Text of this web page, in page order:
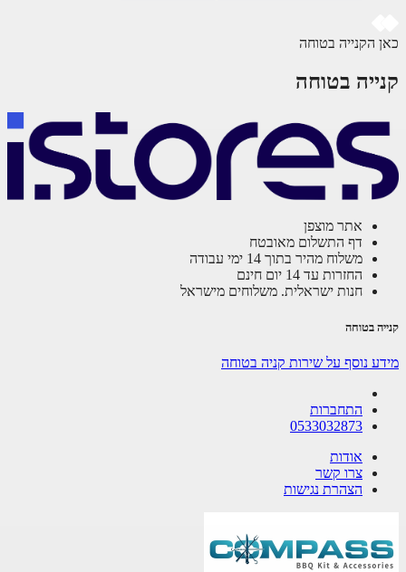
כאן הקנייה בטוחה
קנייה בטוחה
אתר מוצפן
דף התשלום מאובטח
משלוח מהיר בתוך 14 ימי עבודה
החזרות עד 14 יום חינם
חנות ישראלית. משלוחים מישראל
קנייה בטוחה
מידע נוסף על שירות קניה בטוחה
התחברות
0533032873
אודות
צרו קשר
הצהרת נגישות